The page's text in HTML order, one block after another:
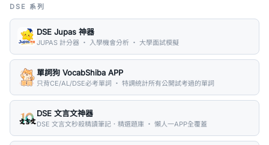
DSE 系列
DSE Jupas 神器
JUPAS 計分器 ・ 入學機會分析 ・ 大學面試模擬
單詞狗 VocabShiba APP
只背CE/AL/DSE必考單詞 ・ 特調統計所有公開試考過的單詞
DSE 文言文神器
DSE 文言文秒殺精讀筆記．精選題庫 ・ 懶人一APP全覆蓋